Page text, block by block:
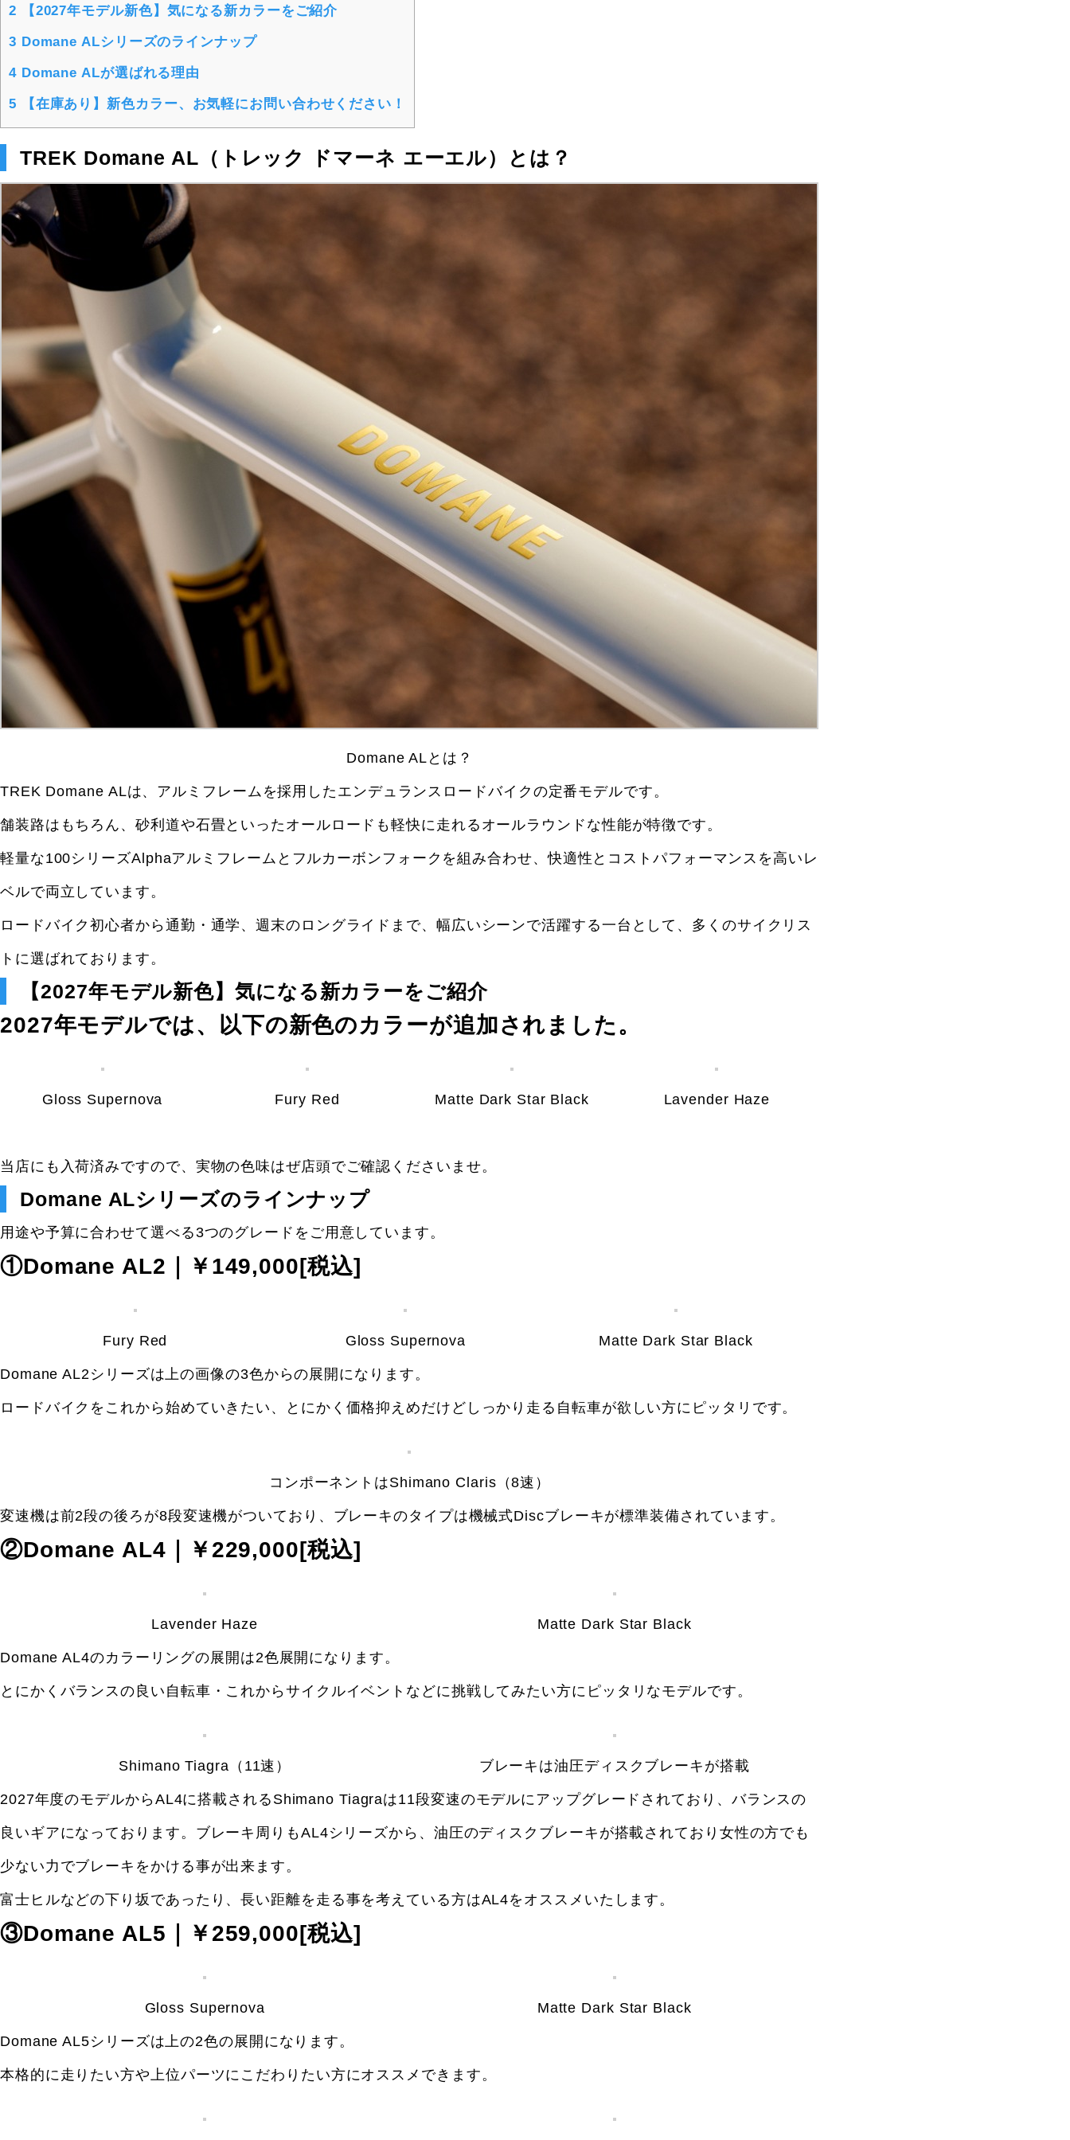
2 【2027年モデル新色】気になる新カラーをご紹介
3 Domane ALシリーズのラインナップ
4Domane ALが選ばれる理由
5 【在庫あり】新色カラー、お気軽にお問い合わせください！
TREK Domane AL（トレック ドマーネ エーエル）とは？
Domane ALとは？
TREK Domane ALは、アルミフレームを採用したエンデュランスロードバイクの定番モデルです。
舗装路はもちろん、砂利道や石畳といったオールロードも軽快に走れるオールラウンドな性能が特徴です。
軽量な100シリーズAlphaアルミフレームとフルカーボンフォークを組み合わせ、快適性とコストパフォーマンスを高いレ
ベルで両立しています。
ロードバイク初心者から通勤・通学、週末のロングライドまで、幅広いシーンで活躍する一台として、多くのサイクリス
トに選ばれております。
【2027年モデル新色】気になる新カラーをご紹介
2027年モデルでは、以下の新色のカラーが追加されました。
Gloss Supernova Fury Red Matte Dark Star Black Lavender Haze
当店にも入荷済みですので、実物の色味はぜ店頭でご確認くださいませ。
Domane ALシリーズのラインナップ
用途や予算に合わせて選べる3つのグレードをご用意しています。
①Domane AL2｜￥149,000[税込]
Fury Red Gloss Supernova Matte Dark Star Black
Domane AL2シリーズは上の画像の3色からの展開になります。
ロードバイクをこれから始めていきたい、とにかく価格抑えめだけどしっかり走る自転車が欲しい方にピッタリです。
コンポーネントはShimano Claris（8速）
変速機は前2段の後ろが8段変速機がついており、ブレーキのタイプは機械式Discブレーキが標準装備されています。
②Domane AL4｜￥229,000[税込]
Lavender Haze Matte Dark Star Black
Domane AL4のカラーリングの展開は2色展開になります。
とにかくバランスの良い自転車・これからサイクルイベントなどに挑戦してみたい方にピッタリなモデルです。
Shimano Tiagra（11速） ブレーキは油圧ディスクブレーキが搭載
2027年度のモデルからAL4に搭載されるShimano Tiagraは11段変速のモデルにアップグレードされており、バランスの
良いギアになっております。ブレーキ周りもAL4シリーズから、油圧のディスクブレーキが搭載されており女性の方でも
少ない力でブレーキをかける事が出来ます。
富士ヒルなどの下り坂であったり、長い距離を走る事を考えている方はAL4をオススメいたします。
③Domane AL5｜￥259,000[税込]
Gloss Supernova Matte Dark Star Black
Domane AL5シリーズは上の2色の展開になります。
本格的に走りたい方や上位パーツにこだわりたい方にオススメできます。